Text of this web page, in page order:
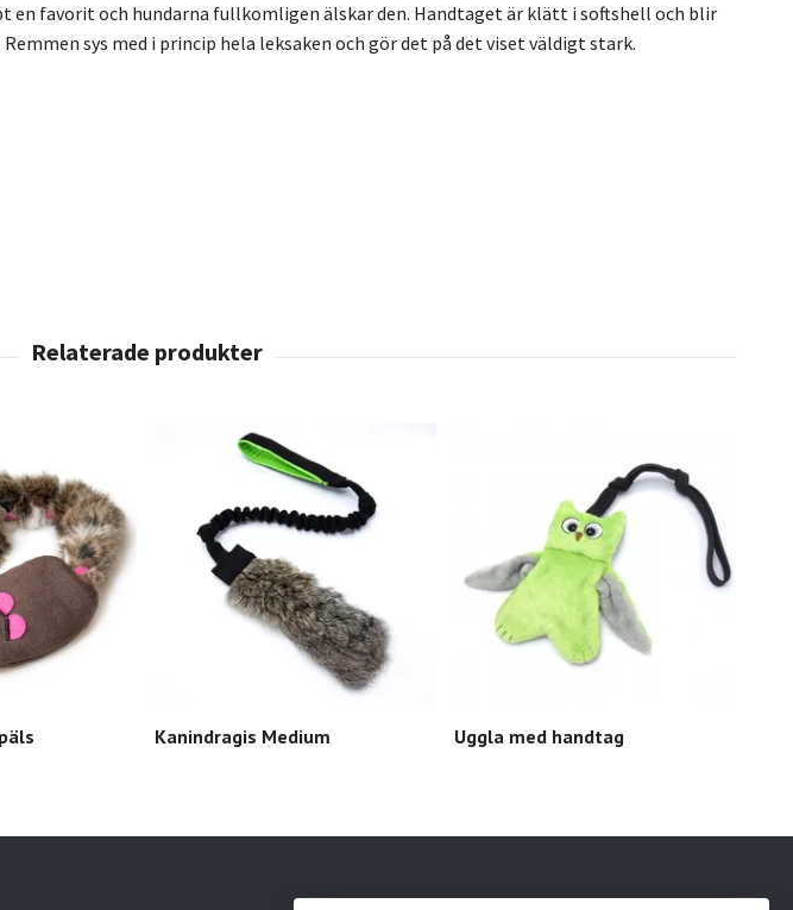
en favorit och hundarna fullkomligen älskar den. Handtaget är klätt i softshell och blir
sys med i princip hela leksaken och gör det på det viset väldigt stark.
Kanindragis Medium Uggla med handtag